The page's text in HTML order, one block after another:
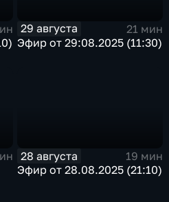
29 августа
21 мин
Эфир от 29:08.2025 (11:30)
28 августа
19 мин
Эфир от 28.08.2025 (21:10)